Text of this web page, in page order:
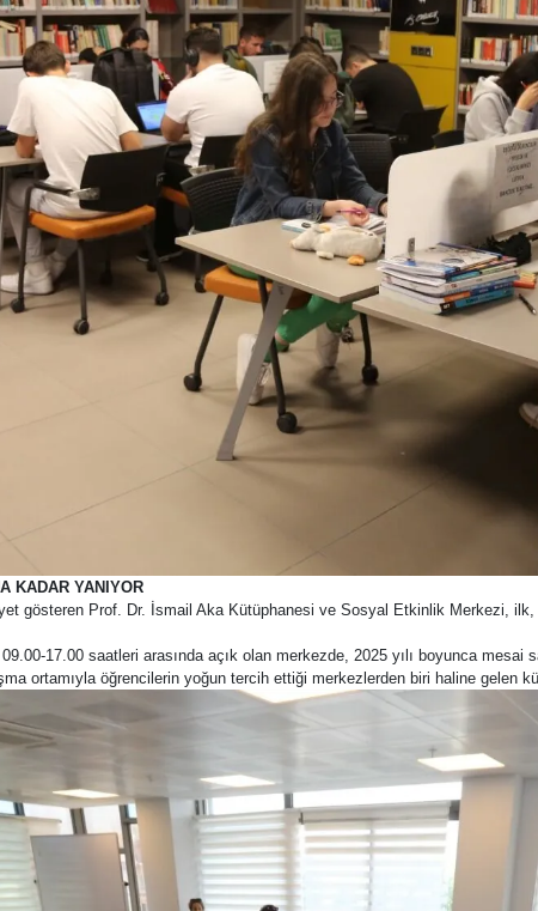
KADAR YANIYOR
gösteren Prof. Dr. İsmail Aka Kütüphanesi ve Sosyal Etkinlik Merkezi,
17.00 saatleri arasında açık olan merkezde, 2025 yılı boyunca
ortamıyla öğrencilerin yoğun tercih ettiği merkezlerden biri haline gelen